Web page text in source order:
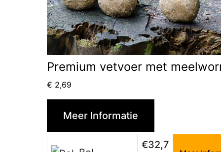
Premium vetvoer met
€ 2,69
Meer Informatie
€32,7